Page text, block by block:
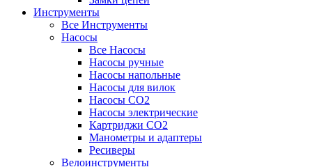
Инструменты
Все Инструменты
Насосы
Все Насосы
Насосы ручные
Насосы напольные
Насосы для вилок
Насосы CO2
Насосы электрические
Картриджи CO2
Манометры и адаптеры
Ресиверы
Велоинструменты